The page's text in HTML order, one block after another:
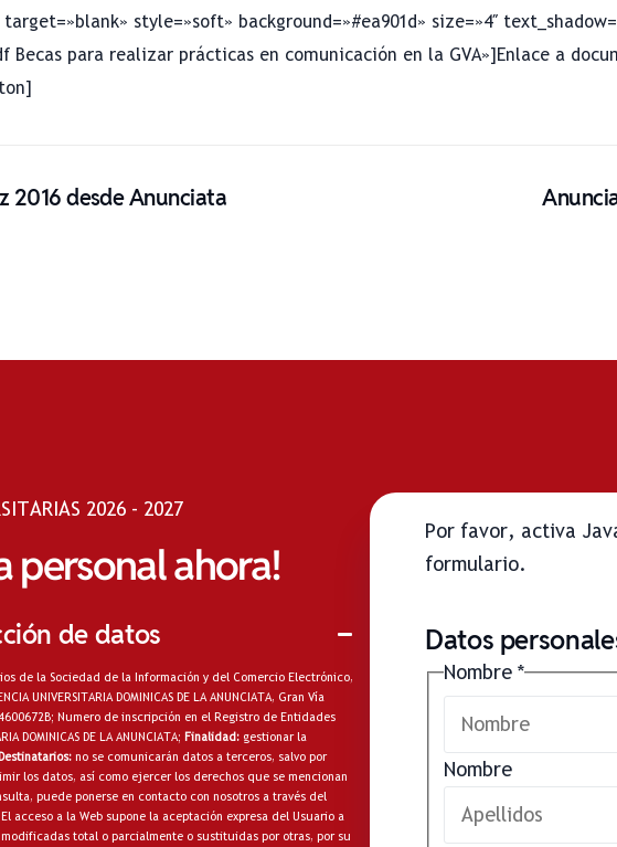
style=»soft» background=»#ea901d» size=»4″
Becas para realizar prácticas en comunicación en la GVA»]Enlace a
2016 desde Anunciata
2026 - 2027
personal ahora!
de datos
de la Sociedad de la Información y del Comercio Electrónico,
UNIVERSITARIA DOMINICAS DE LA ANUNCIATA, Gran Vía
Numero de inscripción en el Registro de Entidades
DOMINICAS DE LA ANUNCIATA; Finalidad: gestionar la
Destinatarios: no se comunicarán datos a terceros, salvo por
los datos, así como ejercer los derechos que se mencionan
puede ponerse en contacto con nosotros a través del
El acceso a la Web supone la aceptación expresa del Usuario a
total o parcialmente o sustituidas por otras, por su
Por favor, activa
formulario.
Datos
Nombre*
Nombre